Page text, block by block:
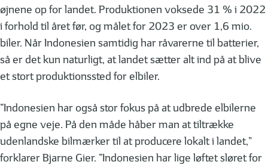
øjnene op for landet. Produktionen voksede 31 % i 2022
i forhold til året før, og målet for 2023 er over 1,6 mio.
biler. Når Indonesien samtidig har råvarerne til batterier,
så er det kun naturligt, at landet sætter alt ind på at blive
et stort produktionssted for elbiler.
”Indonesien har også stor fokus på at udbrede elbilerne
på egne veje. På den måde håber man at tiltrække
udenlandske bilmærker til at producere lokalt i landet,”
forklarer Bjarne Gier. ”Indonesien har lige løftet sløret for